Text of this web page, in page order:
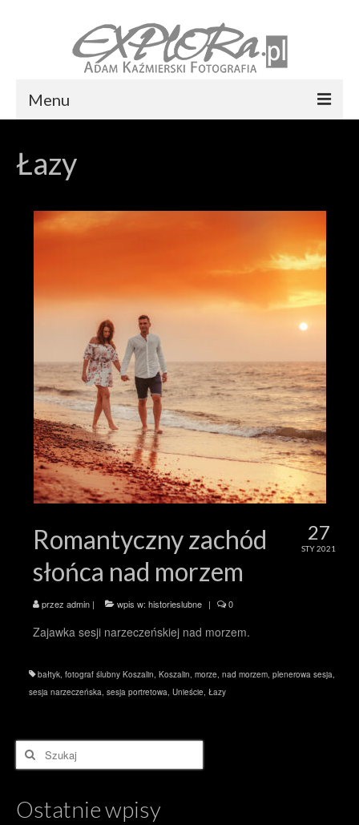
Menu
Reportaż ślubny
Usługi
Kontakt
Łazy
27
STY 2021
Romantyczny zachód
słońca nad morzem
przez admin | wpis w: historieslubne | 0
Zajawka sesji narzeczeńskiej nad morzem.
bałtyk, fotograf ślubny Koszalin, Koszalin, morze, nad morzem, plenerowa sesja,
sesja narzeczeńska, sesja portretowa, Unieście, Łazy
Szuklaj
w:
Ostatnie wpisy